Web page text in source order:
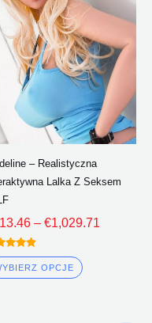
– Realistyczna
Lalka Z Seksem
– €1,029.71
Poprzez
OPCJE
ma
wariantów.
Opcje
można
wybrać
na
produktu